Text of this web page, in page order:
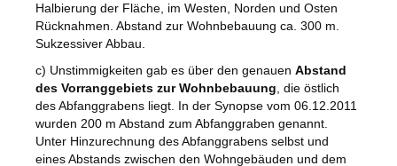
Halbierung der Fläche, im Westen, Norden und Osten
Rücknahmen. Abstand zur Wohnbebauung ca. 300 m.
Sukzessiver Abbau.
c) Unstimmigkeiten gab es über den genauen Abstand
des Vorranggebiets zur Wohnbebauung, die östlich
des Abfanggrabens liegt. In der Synopse vom 06.12.2011
wurden 200 m Abstand zum Abfanggraben genannt.
Unter Hinzurechnung des Abfanggrabens selbst und
eines Abstands zwischen den Wohngebäuden und dem